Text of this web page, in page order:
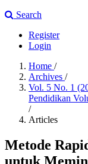
Search
Register
Login
Home /
Archives /
Vol. 5 No. 1
Pendidikan
/
Articles
Metode
untuk